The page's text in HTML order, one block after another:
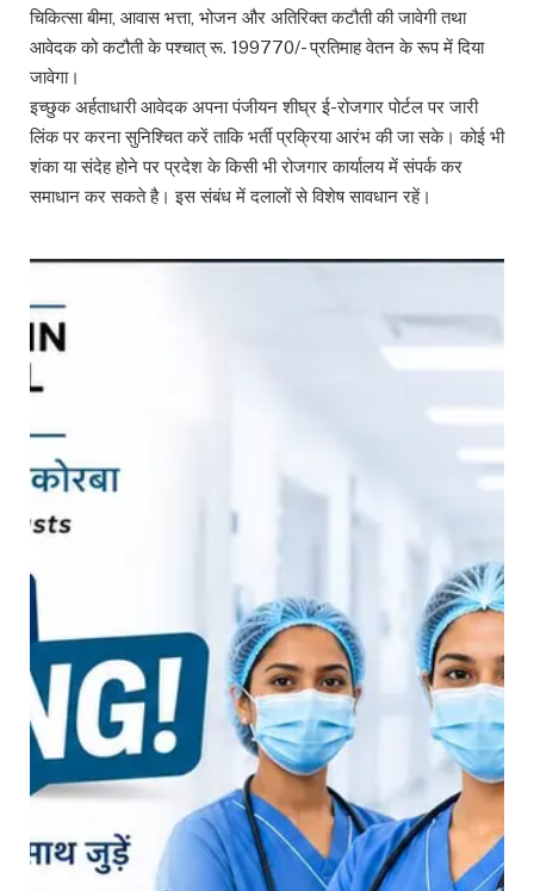
चिकित्सा बीमा, आवास भत्ता, भोजन और अतिरिक्त कटौती की जावेगी तथा
आवेदक को कटौती के पश्चात् रू. 199770/- प्रतिमाह वेतन के रूप में दिया
जावेगा।
इच्छुक अर्हताधारी आवेदक अपना पंजीयन शीघ्र ई-रोजगार पोर्टल पर जारी
लिंक पर करना सुनिश्चित करें ताकि भर्ती प्रक्रिया आरंभ की जा सके। कोई भी
शंका या संदेह होने पर प्रदेश के किसी भी रोजगार कार्यालय में संपर्क कर
समाधान कर सकते है। इस संबंध में दलालों से विशेष सावधान रहें।